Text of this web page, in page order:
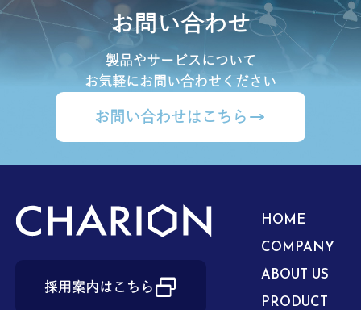
お問い合わせ
製品やサービスについて
お気軽にお問い合わせください
お問い合わせはこちら
採用案内はこちら
HOME
COMPANY
ABOUT US
PRODUCT